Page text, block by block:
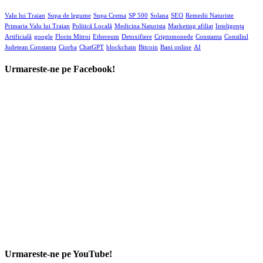
Valu lui Traian Supa de legume Supa Crema SP 500 Solana SEO Remedii Naturiste
Primaria Valu lui Traian Politică Locală Medicina Naturista Marketing afiliat Inteligența
Artificială google Florin Mitroi Ethereum Detoxifiere Criptomonede Constanta Consiliul
Judetean Constanta Ciorba ChatGPT blockchain Bitcoin Bani online AI
Urmareste-ne pe Facebook!
Urmareste-ne pe YouTube!